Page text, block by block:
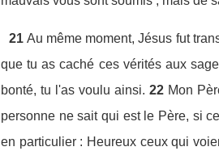
21 Au même moment, Jésus fut
que tu as caché ces vérités aux
bonté, tu l'as voulu ainsi. 22 Mon
personne ne sait qui est le Père, si
en particulier : Heureux ceux qui